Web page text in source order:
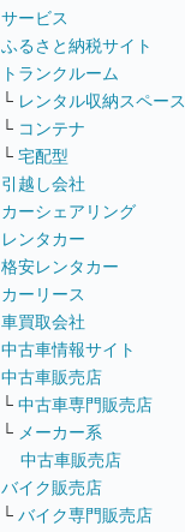
サービス
ふるさと納税サイト
トランクルーム
└ レンタル収納スペース
└ コンテナ
└ 宅配型
引越し会社
カーシェアリング
レンタカー
格安レンタカー
カーリース
車買取会社
中古車情報サイト
中古車販売店
└ 中古車専門販売店
└ メーカー系
中古車販売店
バイク販売店
└ バイク専門販売店